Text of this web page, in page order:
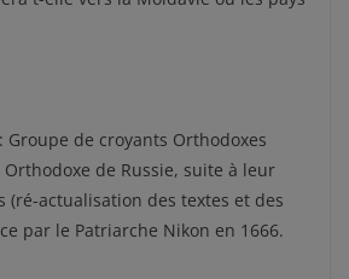
Groupe de croyants Orthodoxes
Orthodoxe de Russie, suite à leur
(ré-actualisation des textes et des
par le Patriarche Nikon en 1666.